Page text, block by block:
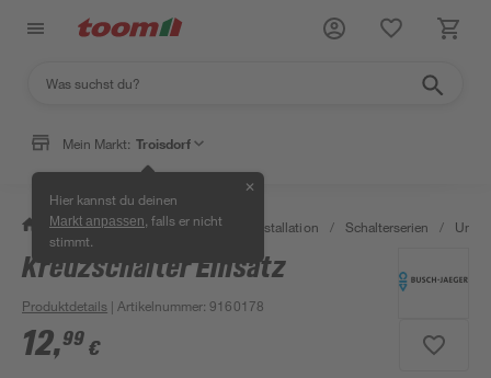
Mein Markt: Troisdorf
Hier kannst du deinen
Markt anpassen , falls er nicht
stimmt.
✕
/ Bauen & Renovieren / Elektroinstallation / Schalterserien /
Kreuzschalter Einsatz
Produktdetails | Artikelnummer:9160178
12,99 €